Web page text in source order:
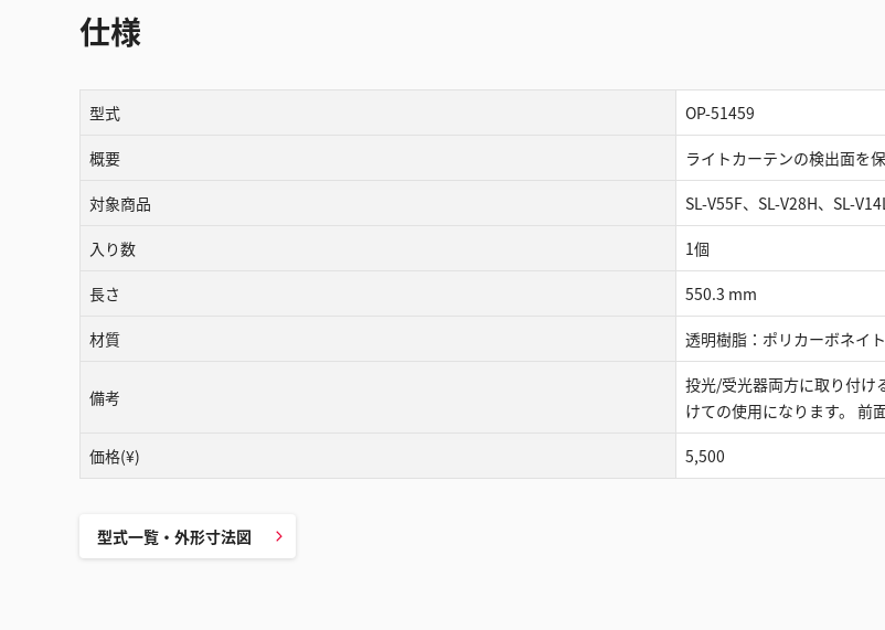
仕様
型式 OP-51459
概要 ライトカーテンの検出面を
対象商品 SL-V55F、SL-V28H、SL-
入り数 1個
長さ 550.3 mm
材質 透明樹脂：ポリカーボネイ
備考
投光/受光器両方に取り付け
けての使用になります。 前
価格(¥) 5,500
型式一覧・外形寸法図